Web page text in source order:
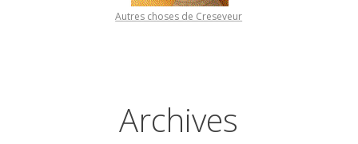
Autres choses de Creseveur
Archives